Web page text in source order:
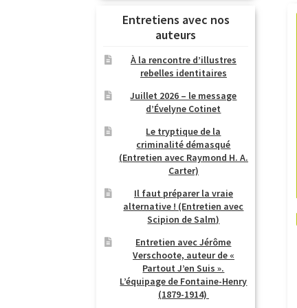
Entretiens avec nos
auteurs
À la rencontre d’illustres
rebelles identitaires
Juillet 2026 – le message
d’Évelyne Cotinet
Le tryptique de la
criminalité démasqué
(Entretien avec Raymond H. A.
Carter)
Il faut préparer la vraie
alternative ! (Entretien avec
Scipion de Salm)
Entretien avec Jérôme
Verschoote, auteur de «
Partout J’en Suis ».
L’équipage de Fontaine-Henry
(1879-1914)